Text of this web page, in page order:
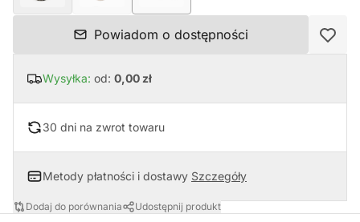
Powiadom o dostępności
Wysyłka: od: 0,00 zł
30 dni na zwrot towaru
Metody płatności i dostawy Szczegóły
Dodaj do porównania Udostępnij produkt